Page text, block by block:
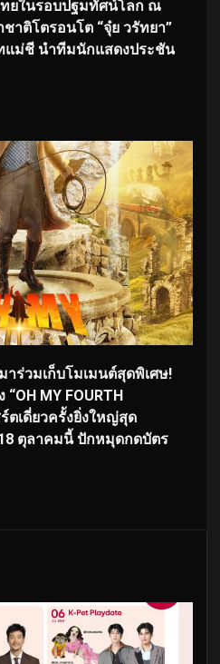
ทยในรอบปฐมทัศน์โลก ณ
าติโตรอนโต “จุ๋ย วรัทยา”
ม่ชี นำทีมนักแสดงประชัน
าร่วมเก็บโมเมนต์สุดพิเศษ!
MY FOURTH
ร์ตเดี่ยวครั้งยิ่งใหญ่สุด
ตุลาคมนี้ ปักหมุดกดบัตร